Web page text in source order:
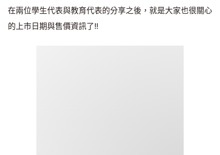
在兩位學生代表與教育代表的分享之後，就是大家也很關心
的上市日期與售價資訊了!!